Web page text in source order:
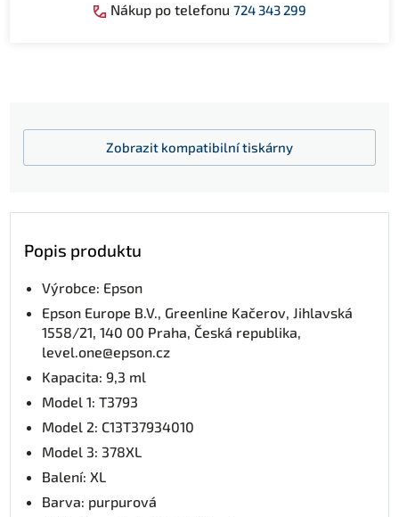
Nákup po telefonu 724 343 299
Zobrazit kompatibilní tiskárny
Popis produktu
Výrobce: Epson
Epson Europe B.V., Greenline Kačerov, Jihlavská
1558/21, 140 00 Praha, Česká republika,
level.one@epson.cz
Kapacita: 9,3 ml
Model 1: T3793
Model 2: C13T37934010
Model 3: 378XL
Balení: XL
Barva: purpurová